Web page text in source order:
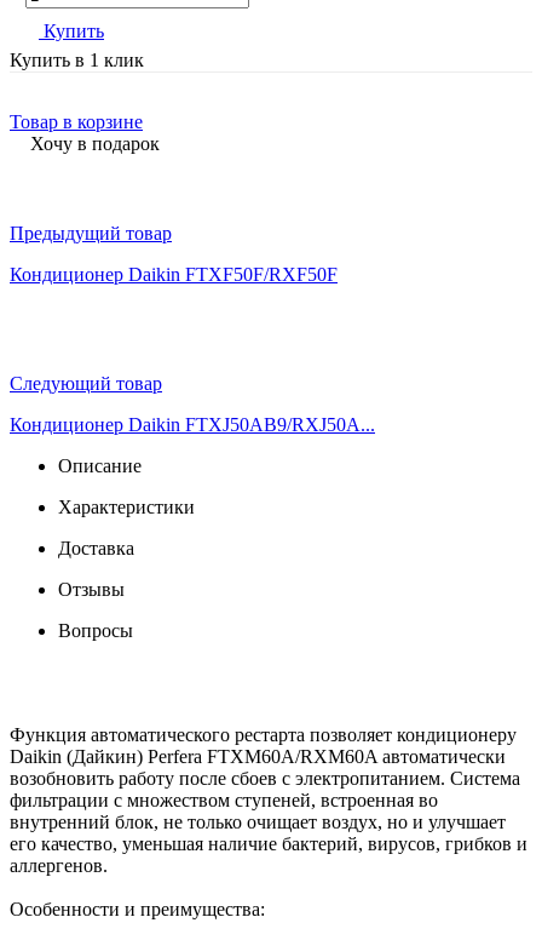
Купить
Купить в 1 клик
Товар в корзине
Хочу в подарок
Предыдущий товар
Кондиционер Daikin FTXF50F/RXF50F
Следующий товар
Кондиционер Daikin FTXJ50AB9/RXJ50A...
Описание
Характеристики
Доставка
Отзывы
Вопросы
Функция автоматического рестарта позволяет кондиционеру
Daikin (Дайкин) Perfera FTXM60A/RXM60A автоматически
возобновить работу после сбоев с электропитанием. Система
фильтрации с множеством ступеней, встроенная во
внутренний блок, не только очищает воздух, но и улучшает
его качество, уменьшая наличие бактерий, вирусов, грибков и
аллергенов.
Особенности и преимущества: